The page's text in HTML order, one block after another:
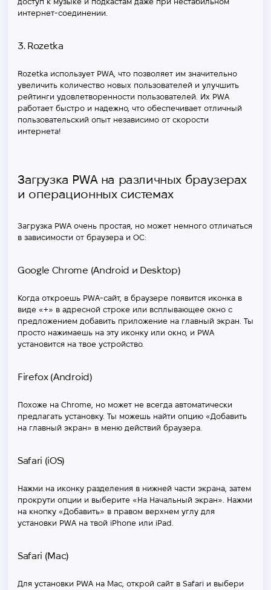
интернет-соединении.
3. Rozetka
Rozetka использует PWA, что позволяет им значительно
увеличить количество новых пользователей и улучшить
рейтинги удовлетворенности пользователей. Их PWA
работает быстро и надежно, что обеспечивает отличный
пользовательский опыт независимо от скорости
интернета!
Загрузка PWA на различных браузерах
и операционных системах
Загрузка PWA очень простая, но может немного отличаться
в зависимости от браузера и ОС:
Google Chrome (Android и Desktop)
Когда откроешь PWA-сайт, в браузере появится иконка в
виде «+» в адресной строке или всплывающее окно с
предложением добавить приложение на главный экран. Ты
просто нажимаешь на эту иконку или окно, и PWA
установится на твое устройство.
Firefox (Android)
Похоже на Chrome, но может не всегда автоматически
предлагать установку. Ты можешь найти опцию «Добавить
на главный экран» в меню действий браузера.
Safari (iOS)
Нажми на иконку разделения в нижней части экрана, затем
прокрути опции и выберите «На Начальный экран». Нажми
на кнопку «Добавить» в правом верхнем углу для
установки PWA на твой iPhone или iPad.
Safari (Mac)
Для установки PWA на Mac, открой сайт в Safari и выбери